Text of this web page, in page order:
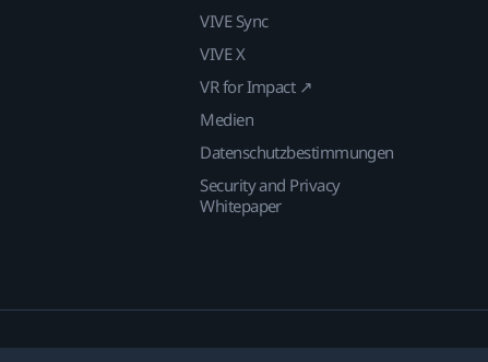
VIVE Sync
VIVE X
VR for Impact ↗
Medien
Datenschutzbestimmungen
Security and Privacy
Whitepaper